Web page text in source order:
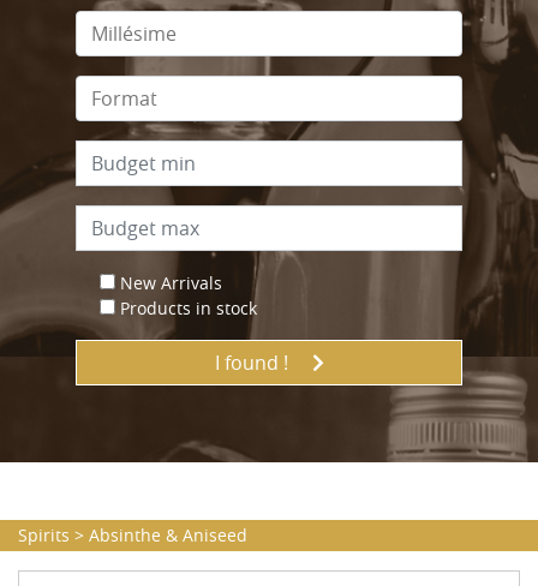
New Arrivals
Products in stock
I found !
Spirits > Absinthe & Aniseed